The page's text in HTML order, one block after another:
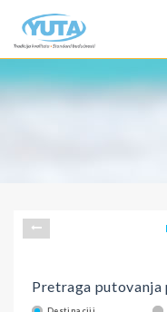
Pretraga putovanja